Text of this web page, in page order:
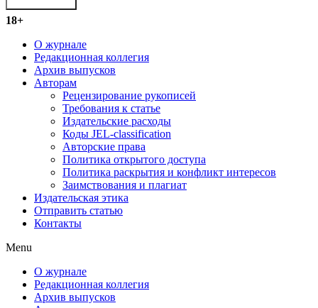
18+
О журнале
Редакционная коллегия
Архив выпусков
Авторам
Рецензирование рукописей
Требования к статье
Издательские расходы
Коды JEL-classification
Авторские права
Политика открытого доступа
Политика раскрытия и конфликт интересов
Заимствования и плагиат
Издательская этика
Отправить статью
Контакты
Menu
О журнале
Редакционная коллегия
Архив выпусков